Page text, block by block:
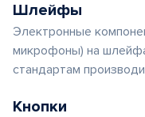
Шлейфы
Электронные
микрофоны) на
стандартам
Кнопки